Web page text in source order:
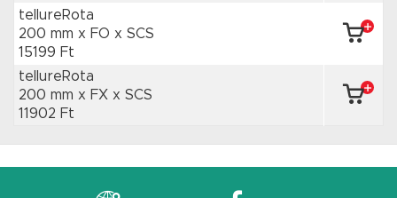
tellureRota
200 mm x FO x SCS
15199 Ft
tellureRota
200 mm x FX x SCS
11902 Ft